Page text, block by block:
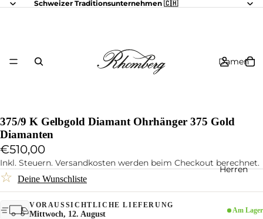
Schweizer Traditionsunternehmen 🇨🇭
Damen
Herren
375/9 K Gelbgold Diamant Ohrhänger 375 Gold
Diamanten
€510,00
Inkl. Steuern. Versandkosten werden beim Checkout berechnet.
☆ Deine Wunschliste
VORAUSSICHTLICHE LIEFERUNG
Mittwoch, 12. August Am Lager